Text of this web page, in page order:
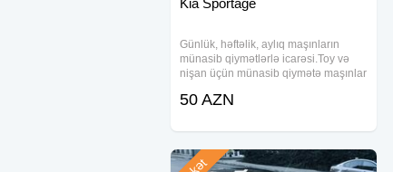
Kia Sportage
Günlük, həftəlik, aylıq maşınların
münasib qiymətlərlə icarəsi.Toy və
nişan üçün münasib qiymətə maşınlar
Bəzədilmə Yanacaq Sürücü biz
127 ‎شركة
50 AZN